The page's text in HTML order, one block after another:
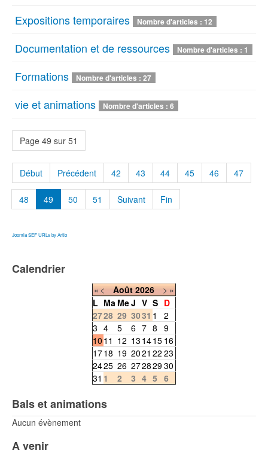
Expositions temporaires Nombre d'articles : 12
Documentation et de ressources Nombre d'articles : 1
Formations Nombre d'articles : 27
vie et animations Nombre d'articles : 6
Page 49 sur 51
Début Précédent 42 43 44 45 46 47
48 49 50 51 Suivant Fin
Joomla SEF URLs by Artio
Calendrier
«< Août 2026 >»
L Ma MeJ V S D
2728 29 3031 1
2
3 4 5 6 7 8 9
10 11 12 13 1415 16
1718 19 2021 22 23
2425 26 27282930
31 1 2 3 4 5 6
Bals et animations
Aucun évènement
A venir